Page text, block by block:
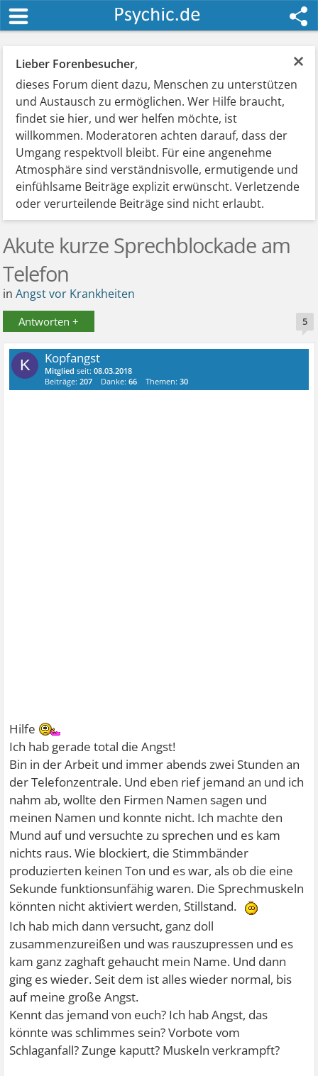
×
Lieber Forenbesucher,
dieses Forum dient dazu, Menschen zu unterstützen
und Austausch zu ermöglichen. Wer Hilfe braucht,
findet sie hier, und wer helfen möchte, ist
willkommen. Moderatoren achten darauf, dass der
Umgang respektvoll bleibt. Für eine angenehme
Atmosphäre sind verständnisvolle, ermutigende und
einfühlsame Beiträge explizit erwünscht. Verletzende
oder verurteilende Beiträge sind nicht erlaubt.
Akute kurze Sprechblockade am
Telefon
inAngst vor Krankheiten
Antworten + 5
K Kopfangst
Mitglied seit:08.03.2018
Beiträge:207 Danke:66 Themen:30
Hilfe
Ich hab gerade total die Angst!
Bin in der Arbeit und immer abends zwei Stunden an
der Telefonzentrale. Und eben rief jemand an und ich
nahm ab, wollte den Firmen Namen sagen und
meinen Namen und konnte nicht. Ich machte den
Mund auf und versuchte zu sprechen und es kam
nichts raus. Wie blockiert, die Stimmbänder
produzierten keinen Ton und es war, als ob die eine
Sekunde funktionsunfähig waren. Die Sprechmuskeln
könnten nicht aktiviert werden, Stillstand.
Ich hab mich dann versucht, ganz doll
zusammenzureißen und was rauszupressen und es
kam ganz zaghaft gehaucht mein Name. Und dann
ging es wieder. Seit dem ist alles wieder normal, bis
auf meine große Angst.
Kennt das jemand von euch? Ich hab Angst, das
könnte was schlimmes sein? Vorbote vom
Schlaganfall? Zunge kaputt? Muskeln verkrampft?